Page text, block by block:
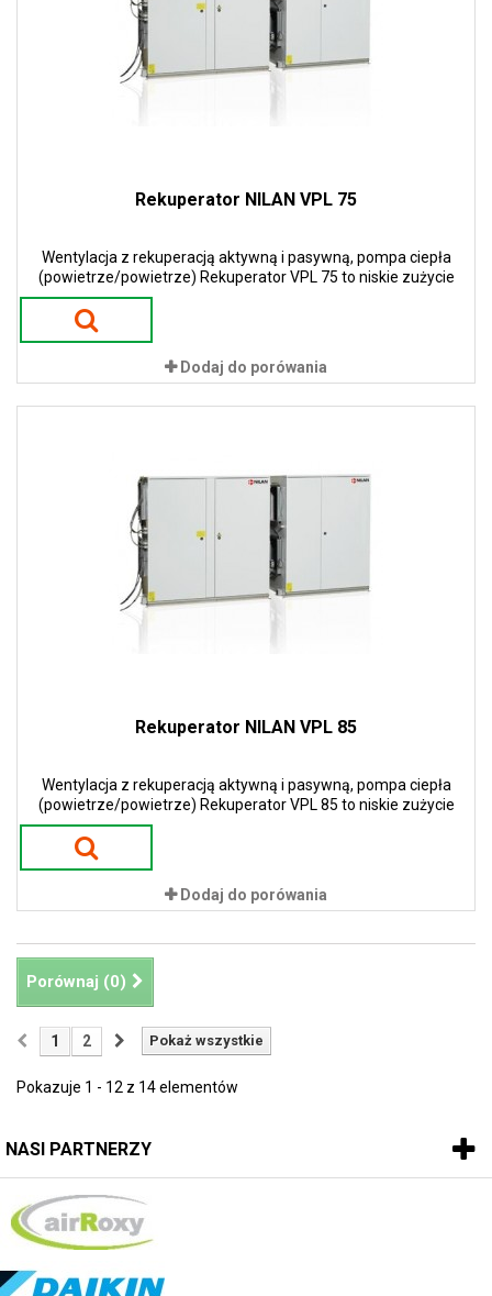
Rekuperator NILAN VPL 75
Wentylacja z rekuperacją aktywną i pasywną, pompa ciepła
(powietrze/powietrze) Rekuperator VPL 75 to niskie zużycie
energii i niskie koszty eksploatacji. Zastosowanie pomp ciepła w
urządzeniach gwarantuje 100 % sprawności w procesie odzysku
ciepła. To przekłada się na ogromne oszczędności energii i tym
samym niskie koszty eksploatacji.
Dodaj do porówania
Rekuperator NILAN VPL 85
Wentylacja z rekuperacją aktywną i pasywną, pompa ciepła
(powietrze/powietrze) Rekuperator VPL 85 to niskie zużycie
energii i niskie koszty eksploatacji. Zastosowanie pomp ciepła w
urządzeniach gwarantuje 100 % sprawności w procesie odzysku
ciepła. To przekłada się na ogromne oszczędności energii i tym
samym niskie koszty eksploatacji.
Dodaj do porówania
Porównaj (0)
Pokaż wszystkie
1 2
Pokazuje 1 - 12 z 14 elementów
NASI PARTNERZY